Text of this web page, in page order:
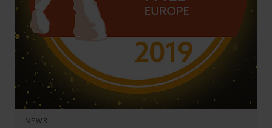
NEWS